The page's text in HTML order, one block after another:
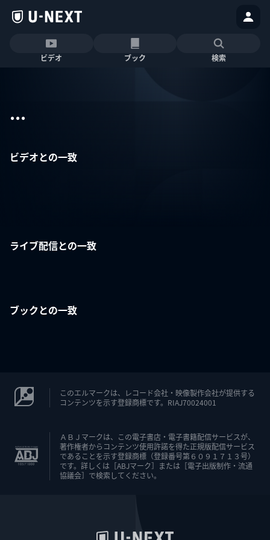
ビデオ ブック 検索
...
ビデオとの一致
ライブ配信との一致
ブックとの一致
このエルマークは、レコード会社・映像製作会社が提供する
コンテンツを示す登録商標です。RIAJ70024001
ＡＢＪマークは、この電子書店・電子書籍配信サービスが、
著作権者からコンテンツ使用許諾を得た正規版配信サービス
であることを示す登録商標（登録番号第６０９１７１３号）
です。詳しくは［ABJマーク］または［電子出版制作・流通
協議会］で検索してください。